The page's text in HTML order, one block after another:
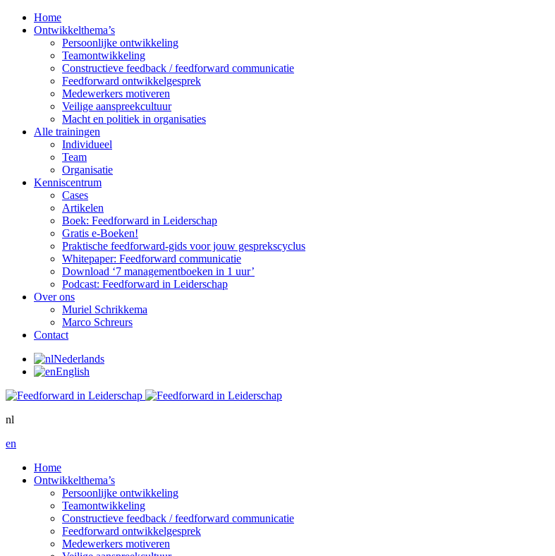
Home
Ontwikkelthema’s
Persoonlijke ontwikkeling
Teamontwikkeling
Constructieve feedback / feedforward communicatie
Feedforward ontwikkelgesprek
Medewerkers motiveren
Veilige aanspreekcultuur
Macht en politiek in organisaties
Alle trainingen
Individueel
Team
Organisatie
Kenniscentrum
Cases
Artikelen
Boek: Feedforward in Leiderschap
Gratis e-Boeken!
Praktische feedforward-gids voor jouw gesprekscyclus
Whitepaper: Feedforward communicatie
Download ‘7 managementboeken in 1 uur’
Podcast: Feedforward in Leiderschap
Over ons
Muriel Schrikkema
Marco Schreurs
Contact
Nederlands
English
nl
en
Home
Ontwikkelthema’s
Persoonlijke ontwikkeling
Teamontwikkeling
Constructieve feedback / feedforward communicatie
Feedforward ontwikkelgesprek
Medewerkers motiveren